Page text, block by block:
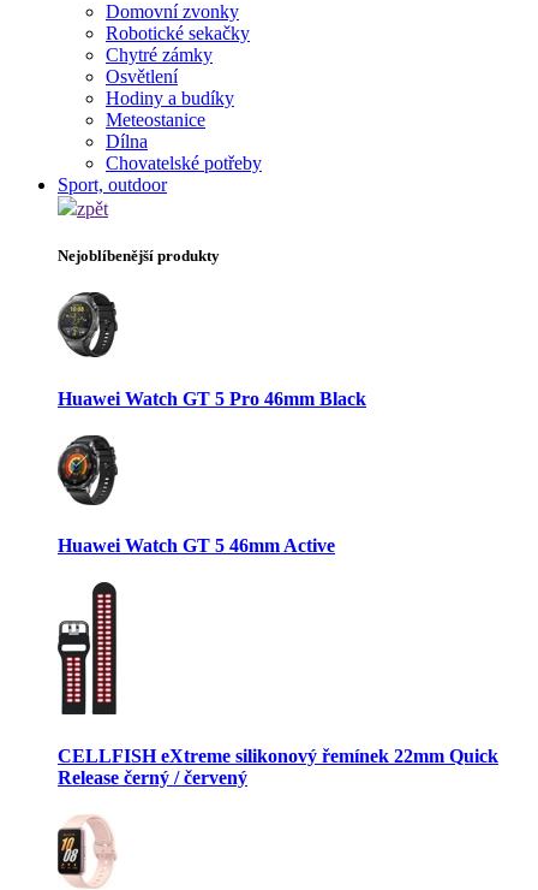
Domovní zvonky
Robotické sekačky
Chytré zámky
Osvětlení
Hodiny a budíky
Meteostanice
Dílna
Chovatelské potřeby
Sport, outdoor
zpět
Nejoblíbenější produkty
Huawei Watch GT 5 Pro 46mm Black
Huawei Watch GT 5 46mm Active
CELLFISH eXtreme silikonový řemínek 22mm Quick
Release černý / červený